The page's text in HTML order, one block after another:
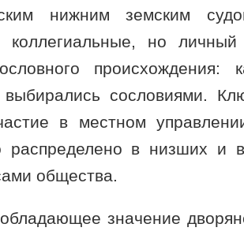
нижним земским
коллегиальные, но
происхождения:
выбирались сословиями.
в местном
распределено в низших и
общества.
значение